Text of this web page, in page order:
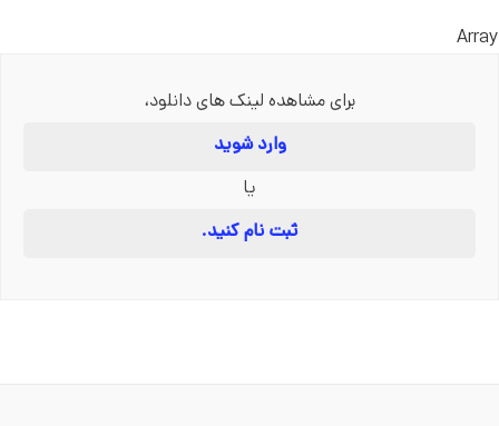
Array
برای مشاهده لینک های دانلود،
وارد شوید
یا
ثبت نام کنید.